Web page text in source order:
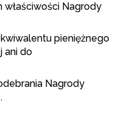
Nagrody
pieniężnego
ani do
Nagrody